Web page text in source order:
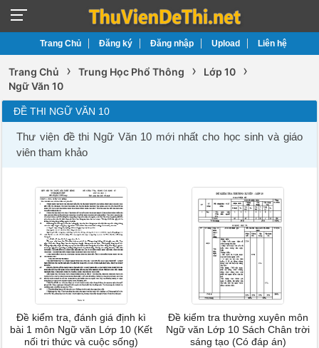
Trang Chủ Đăng ký Đăng nhập Upload Liên hệ
Trang Chủ › Trung Học Phổ Thông › Lớp 10 ›
Ngữ Văn 10
ĐỀ THI NGỮ VĂN 10
Thư viện đề thi Ngữ Văn 10 mới nhất cho học sinh và giáo
viên tham khảo
Đề kiểm tra, đánh giá định kì
bài 1 môn Ngữ văn Lớp 10 (Kết
nối tri thức và cuộc sống)
Đề kiểm tra thường xuyên môn
Ngữ văn Lớp 10 Sách Chân trời
sáng tạo (Có đáp án)